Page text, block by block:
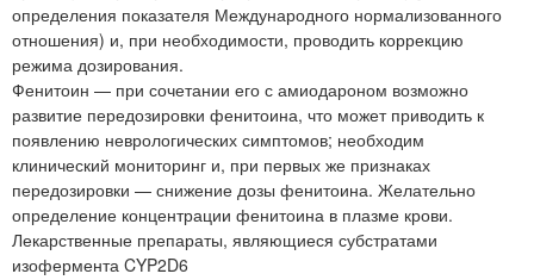
определения показателя Международного нормализованного
отношения) и, при необходимости, проводить коррекцию
режима дозирования.
Фенитоин — при сочетании его с амиодароном возможно
развитие передозировки фенитоина, что может приводить к
появлению неврологических симптомов; необходим
клинический мониторинг и, при первых же признаках
передозировки — снижение дозы фенитоина. Желательно
определение концентрации фенитоина в плазме крови.
Лекарственные препараты, являющиеся субстратами
изофермента CYP2D6